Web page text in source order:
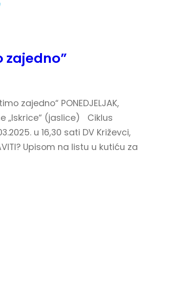
zajedno”
zajedno“ PONEDJELJAK,
„Iskrice“ (jaslice) Ciklus
u 16,30 sati DV Križevci,
Upisom na listu u kutiću za